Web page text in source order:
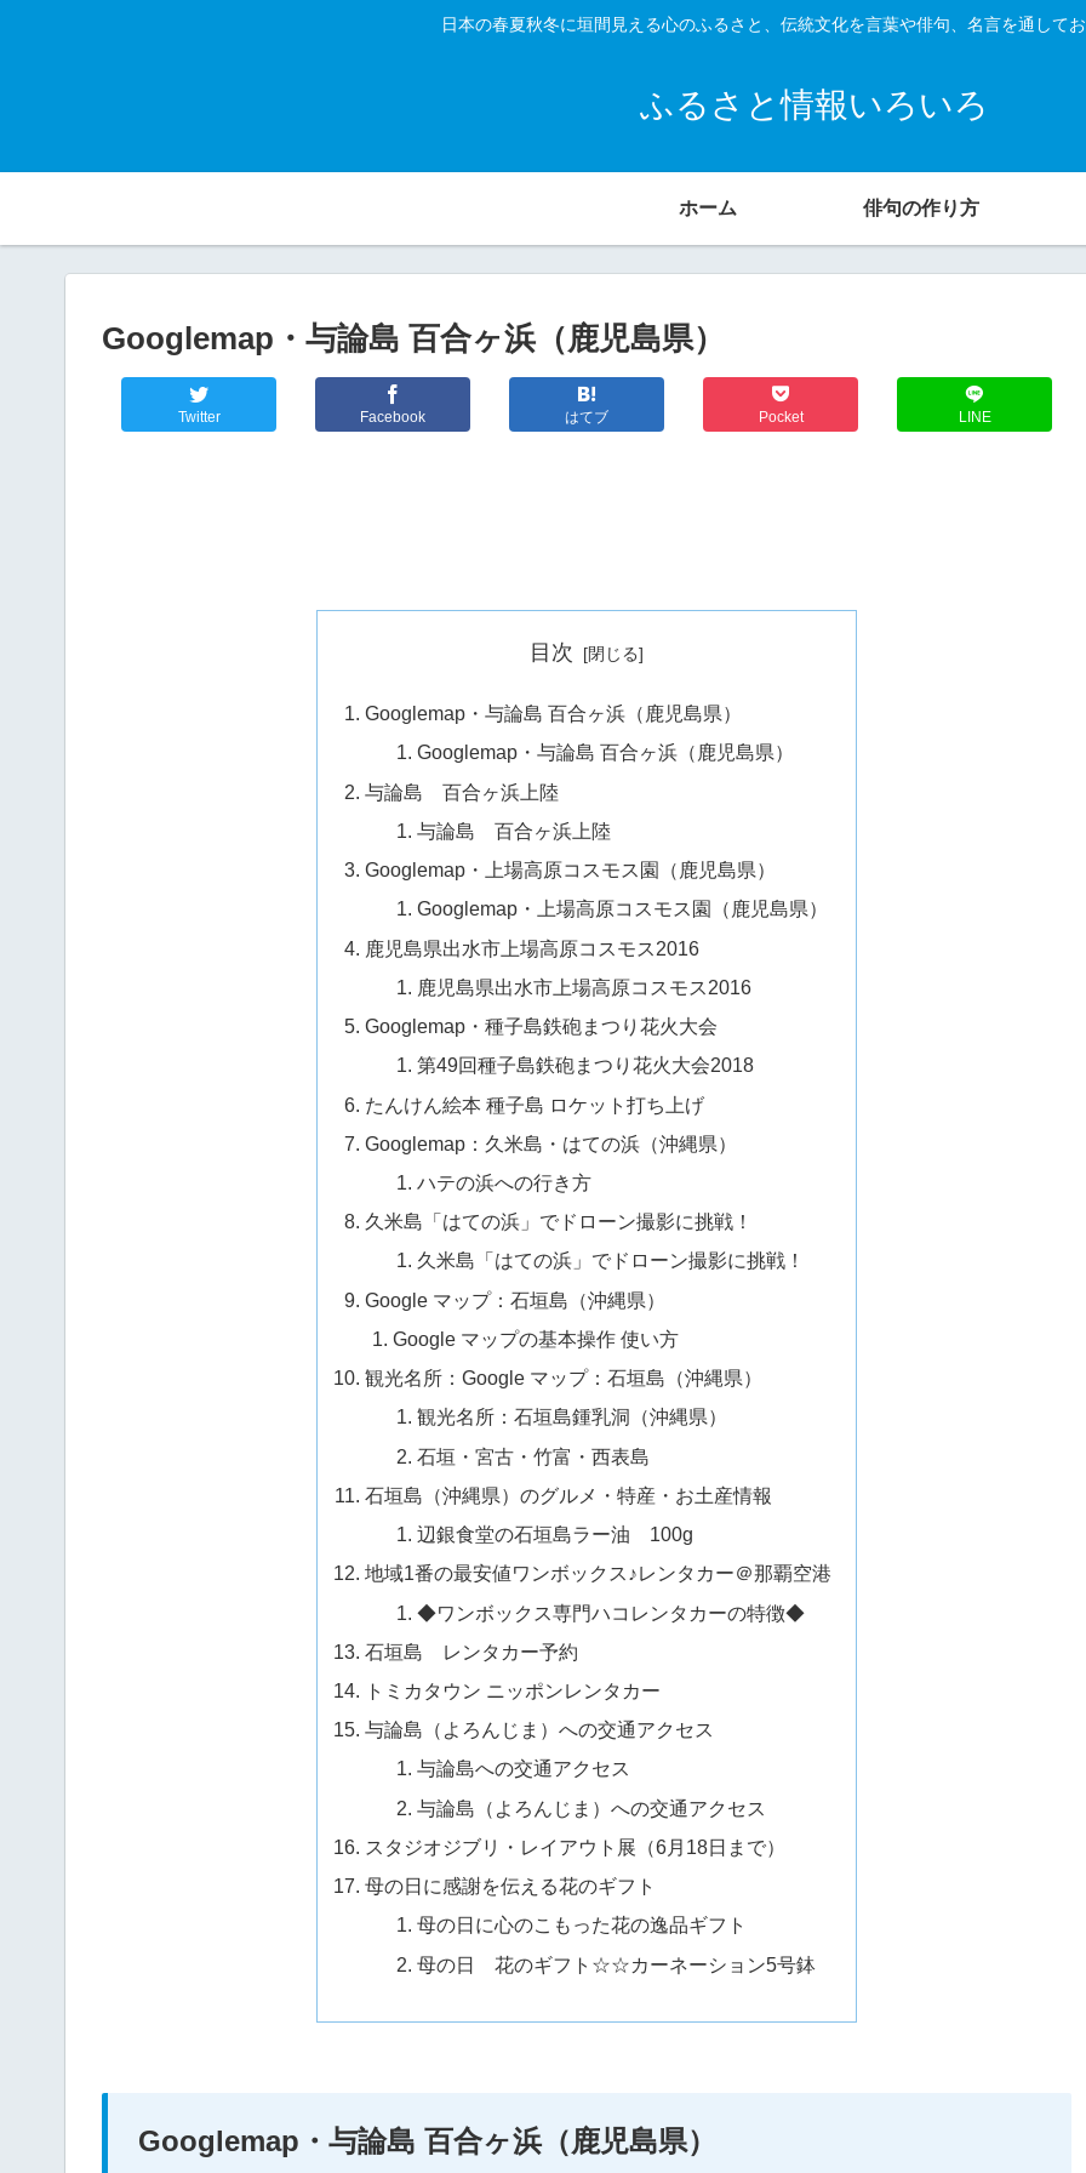
日本の春夏秋冬に垣間見える心のふるさと、伝統文化を言葉や俳句、名言を通して
ふるさと情報いろいろ
ホーム 俳句の作り方
Googlemap・与論島 百合ヶ浜（鹿児島県）
Twitter Facebook はてブ Pocket LINE
目次
Googlemap・与論島 百合ヶ浜（鹿児島県）
Googlemap・与論島 百合ヶ浜（鹿児島県）
与論島 百合ヶ浜上陸
与論島 百合ヶ浜上陸
Googlemap・上場高原コスモス園（鹿児島県）
Googlemap・上場高原コスモス園（鹿児島県）
鹿児島県出水市上場高原コスモス2016
鹿児島県出水市上場高原コスモス2016
Googlemap・種子島鉄砲まつり花火大会
第49回種子島鉄砲まつり花火大会2018
たんけん絵本 種子島 ロケット打ち上げ
Googlemap：久米島・はての浜（沖縄県）
ハテの浜への行き方
久米島「はての浜」でドローン撮影に挑戦！
久米島「はての浜」でドローン撮影に挑戦！
Google マップ：石垣島（沖縄県）
Google マップの基本操作 使い方
観光名所：Google マップ：石垣島（沖縄県）
観光名所：石垣島鍾乳洞（沖縄県）
石垣・宮古・竹富・西表島
石垣島（沖縄県）のグルメ・特産・お土産情報
辺銀食堂の石垣島ラー油 100g
地域1番の最安値ワンボックス♪レンタカー＠那覇空港
◆ワンボックス専門ハコレンタカーの特徴◆
石垣島 レンタカー予約
トミカタウン ニッポンレンタカー
与論島（よろんじま）への交通アクセス
与論島への交通アクセス
与論島（よろんじま）への交通アクセス
スタジオジブリ・レイアウト展（6月18日まで）
母の日に感謝を伝える花のギフト
母の日に心のこもった花の逸品ギフト
母の日 花のギフト☆☆カーネーション5号鉢
Googlemap・与論島 百合ヶ浜（鹿児島県）